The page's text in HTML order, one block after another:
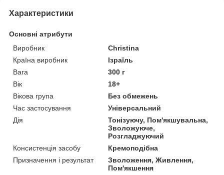
Характеристики
Основні атрибути
Виробник
Christina
Країна виробник
Ізраїль
Вага
300 г
Вік
18+
Вікова група
Без обмежень
Час застосування
Універсальний
Дія
Тонізуючу, Пом'якшувальна,
Зволожуюче,
Розгладжуючий
Консистенція засобу
Кремоподібна
Призначення і результат
Зволоження, Живлення,
Пом'якшення